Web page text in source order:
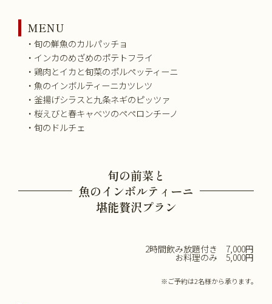
MENU
・旬の鮮魚のカルパッチョ
・インカのめざめのポテトフライ
・鶏肉とイカと旬菜のポルペッティーニ
・魚のインボルティーニカツレツ
・釜揚げシラスと九条ネギのピッツァ
・桜えびと春キャベツのペペロンチーノ
・旬のドルチェ
旬の前菜と
魚のインボルティーニ
堪能贅沢プラン
2時間飲み放題付き 7,000円
お料理のみ 5,000円
※ご予約は2名様から承ります。